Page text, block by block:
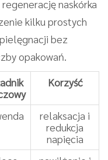
naskórka
kilku prostych
bez
opakowań.
Korzyść
relaksacja i
redukcja
napięcia